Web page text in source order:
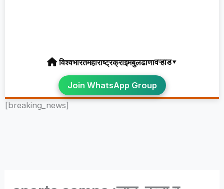
विश्वभारतमहाराष्ट्रक्राइमबुलढाणावऱ्हाड▾
Join WhatsApp Group
[breaking_news]